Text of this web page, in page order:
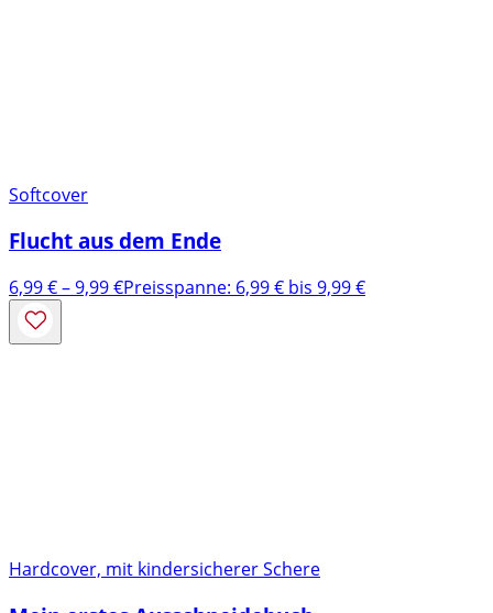
Softcover
Flucht aus dem Ende
6,99€–9,99€Preisspanne: 6,99 € bis 9,99 €
Hardcover, mit kindersicherer Schere